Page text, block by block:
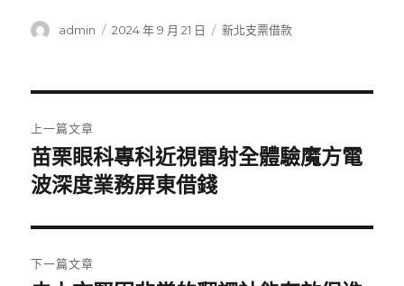
作
admin
發
2024 年 9 月 21 日
分
新北支票借款
章
導
覽
上一篇文章
上
一
文
章:
苗栗眼科專科近視雷射全體驗魔方電
波深度業務屏東借錢
下一篇文章